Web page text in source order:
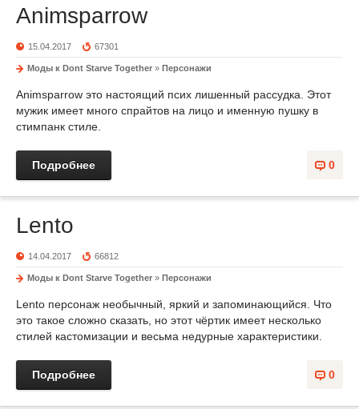
Animsparrow
15.04.2017 67301
Моды к Dont Starve Together » Персонажи
Animsparrow это настоящий псих лишенный рассудка. Этот
мужик имеет много спрайтов на лицо и именную пушку в
стимпанк стиле.
0
Подробнее
Lento
14.04.2017 66812
Моды к Dont Starve Together » Персонажи
Lento персонаж необычный, яркий и запоминающийся. Что
это такое сложно сказать, но этот чёртик имеет несколько
стилей кастомизации и весьма недурные характеристики.
0
Подробнее